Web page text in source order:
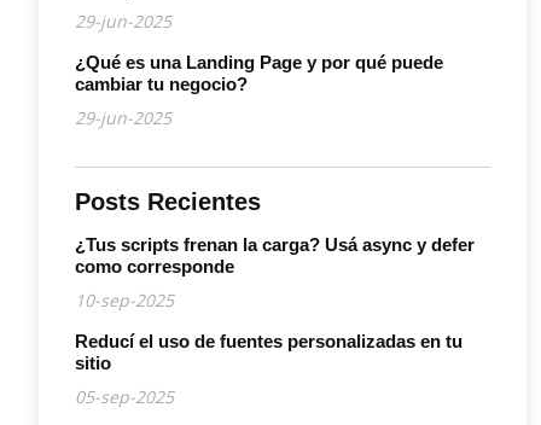
29-jun-2025
¿Qué es una Landing Page y por qué puede
cambiar tu negocio?
29-jun-2025
Posts Recientes
¿Tus scripts frenan la carga? Usá async y defer
como corresponde
10-sep-2025
Reducí el uso de fuentes personalizadas en tu
sitio
05-sep-2025